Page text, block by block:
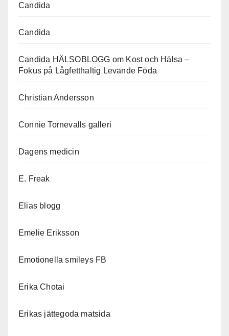
Candida
Candida
Candida HÄLSOBLOGG om Kost och Hälsa –
Fokus på Lågfetthaltig Levande Föda
Christian Andersson
Connie Tornevalls galleri
Dagens medicin
E. Freak
Elias blogg
Emelie Eriksson
Emotionella smileys FB
Erika Chotai
Erikas jättegoda matsida